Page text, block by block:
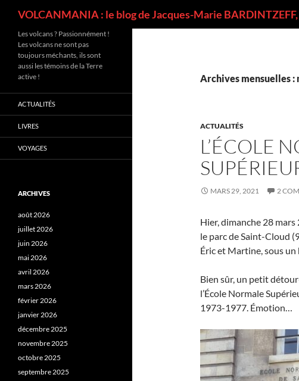
VOLCANMANIA : le blog de Jacques-Marie
Archives mensuelles :
ACTUALITÉS
L’ÉCOLE
MARS 29, 2021 2
Hier, dimanche 28
le parc de Saint-Cloud
Éric et Martine, sous
Bien sûr, un petit
l’École Normale
1973-1977. Émotion…
Les volcans ? Passionnément !
Les volcans ne sont pas
toujours méchants, ils sont
aussi les témoins de la Terre
active !
ACTUALITÉS
LIVRES
VOYAGES
ARCHIVES
août 2026
juillet 2026
juin 2026
mai 2026
avril 2026
mars 2026
février 2026
janvier 2026
décembre 2025
novembre 2025
octobre 2025
septembre 2025